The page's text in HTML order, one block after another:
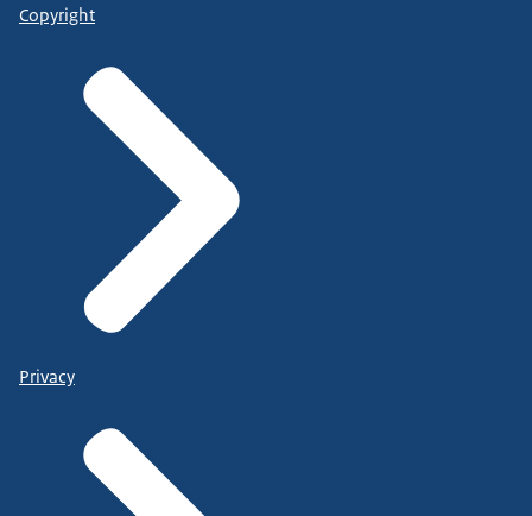
Copyright
Privacy